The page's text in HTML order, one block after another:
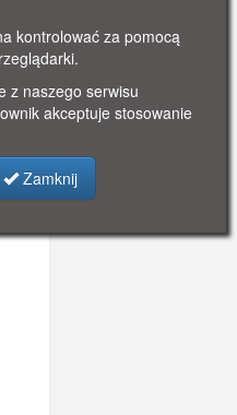
kontrolować za pomocą
z naszego serwisu
akceptuje stosowanie
Zamknij